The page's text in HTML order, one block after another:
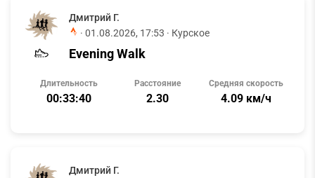
Дмитрий Г.
· 01.08.2026, 17:53 · Курское
Evening Walk
Длительность
00:33:40
Расстояние
2.30
Средняя скорость
4.09 км/ч
Дмитрий Г.